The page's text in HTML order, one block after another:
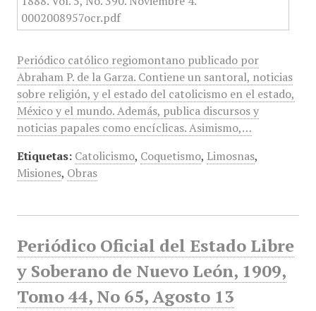
Periódico católico regiomontano publicado por
Abraham P. de la Garza. Contiene un santoral, noticias
sobre religión, y el estado del catolicismo en el estado,
México y el mundo. Además, publica discursos y
noticias papales como encíclicas. Asimismo,…
Etiquetas: Catolicismo, Coquetismo, Limosnas,
Misiones, Obras
Periódico Oficial del Estado Libre
y Soberano de Nuevo León, 1909,
Tomo 44, No 65, Agosto 13